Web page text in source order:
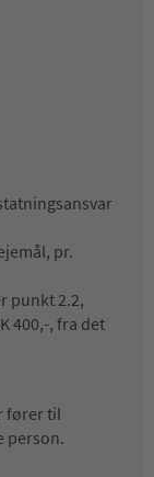
pr.
punkt 2.2,
400,-, fra det
fører til
person.